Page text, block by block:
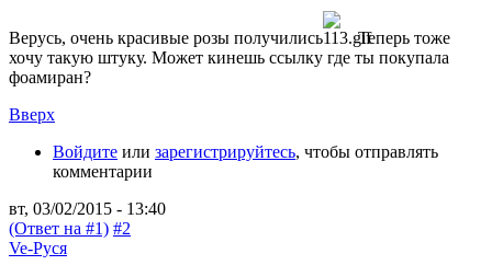
Верусь, очень красивые розы получились
Теперь тоже
хочу такую штуку. Может кинешь ссылку где ты покупала
фоамиран?
Вверх
Войдите или зарегистрируйтесь, чтобы отправлять
комментарии
вт, 03/02/2015 - 13:40
(Ответ на #1) #2
Ve-Руся